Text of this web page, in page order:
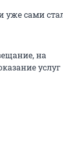
уже сами
на
услуг